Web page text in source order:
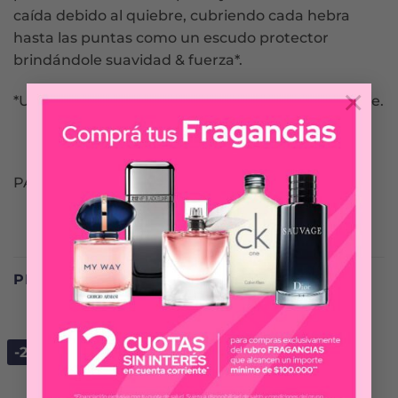
×
caída debido al quiebre, cubriendo cada hebra
hasta las puntas como un escudo protector
brindándole suavidad & fuerza*.
*Usando sistema Pantene. Caída debido al quiebre.
PANTENE
PRODUCTOS RELACIONADOS
-25% -30%